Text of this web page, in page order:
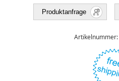
Produktanfrage
Artikelnummer: